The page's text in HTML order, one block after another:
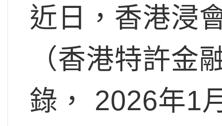
近日，香港浸
（香港特許金
錄， 2026年1